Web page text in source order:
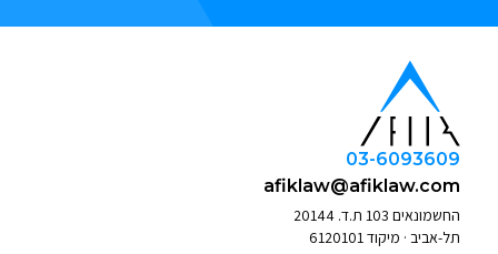
03-6093609
afiklaw@afiklaw.com
החשמונאים 103 ת.ד. 20144
תל-אביב · מיקוד 6120101